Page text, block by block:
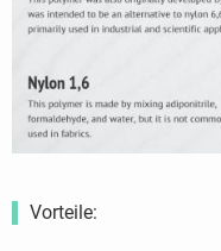
Vorteile: